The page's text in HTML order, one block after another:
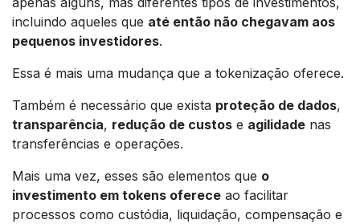
incluindo aqueles que até então não chegavam aos
pequenos investidores.
Essa é mais uma mudança que a tokenização oferece.
Também é necessário que exista proteção de dados,
transparência, redução de custos e agilidade nas
transferências e operações.
Mais uma vez, esses são elementos que o
investimento em tokens oferece ao facilitar
processos como custódia, liquidação, compensação e